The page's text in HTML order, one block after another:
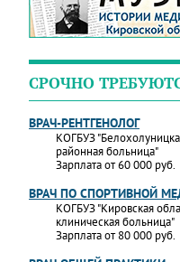
СРОЧНО
ВРАЧ-РЕНТГЕНОЛОГ
КОГБУЗ
районная больница"
Зарплата от 60 000 руб.
ВРАЧ ПО СПОРТИВНОЙ
КОГБУЗ "Кировская
клиническая больница"
Зарплата от 80 000 руб.